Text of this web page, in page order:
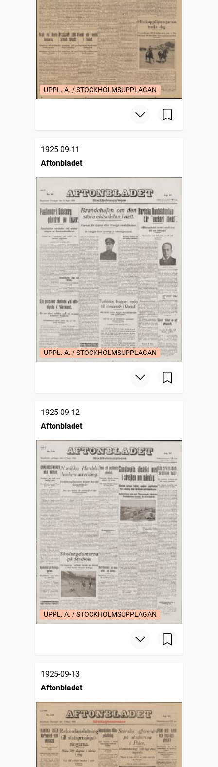
UPPL. A. / STOCKHOLMSUPPLAGAN
1925-09-11
Aftonbladet
UPPL. A. / STOCKHOLMSUPPLAGAN
1925-09-12
Aftonbladet
UPPL. A. / STOCKHOLMSUPPLAGAN
1925-09-13
Aftonbladet